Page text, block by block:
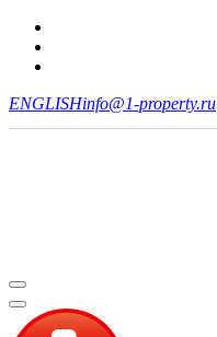
ENGLISHinfo@1-property.ru